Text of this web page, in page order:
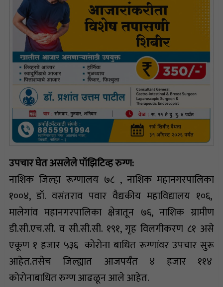
उपचार घेत असलेले पॉझिटिव्ह रुग्ण:
नाशिक जिल्हा रूग्णालय ७८ , नाशिक महानगरपालिका
१००४, डॉ. वसंतराव पवार वैद्यकीय महाविद्यालय १०६,
मालेगांव महानगरपालिका क्षेत्रातून ७६, नाशिक ग्रामीण
डी.सी.एच.सी. व सी.सी.सी. १९१, गृह विलगीकरण ८१ असे
एकूण १ हजार ५३६ कोरोना बाधित रूग्णांवर उपचार सुरू
आहेत.तसेच जिल्ह्यात आजपर्यंत ४ हजार ११४
कोरोनाबाधित रुग्ण आढळून आले आहेत.